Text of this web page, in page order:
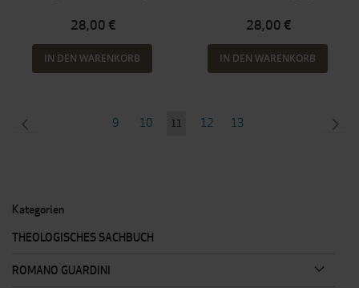
28,00 €
IN DEN WARENKORB
28,00 €
IN DEN WARENKORB
Seite
Seite
9 Seite
10
Sie
11 Seite
12 Seite
13
Kategorien
THEOLOGISCHES SACHBUCH
ROMANO GUARDINI